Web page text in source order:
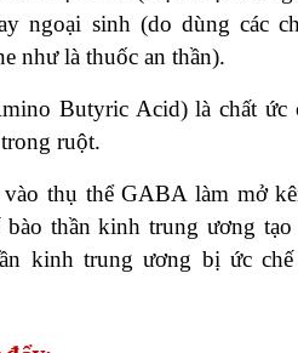
ngoại sinh (do dùng các
như là thuốc an thần).
Butyric Acid) là chất ức
ruột.
vào thụ thể GABA làm mở
thần kinh trung ương tạo
kinh trung ương bị ức